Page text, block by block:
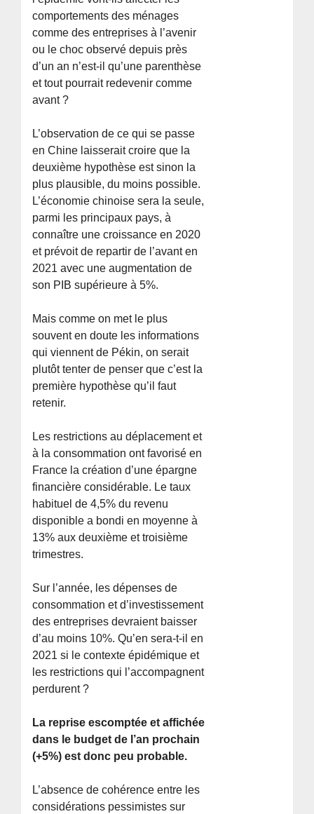
comportements des ménages
comme des entreprises à l’avenir
ou le choc observé depuis près
d’un an n’est-il qu’une parenthèse
et tout pourrait redevenir comme
avant ?
L’observation de ce qui se passe
en Chine laisserait croire que la
deuxième hypothèse est sinon la
plus plausible, du moins possible.
L’économie chinoise sera la seule,
parmi les principaux pays, à
connaître une croissance en 2020
et prévoit de repartir de l’avant en
2021 avec une augmentation de
son PIB supérieure à 5%.
Mais comme on met le plus
souvent en doute les informations
qui viennent de Pékin, on serait
plutôt tenter de penser que c’est la
première hypothèse qu’il faut
retenir.
Les restrictions au déplacement et
à la consommation ont favorisé en
France la création d’une épargne
financière considérable. Le taux
habituel de 4,5% du revenu
disponible a bondi en moyenne à
13% aux deuxième et troisième
trimestres.
Sur l’année, les dépenses de
consommation et d’investissement
des entreprises devraient baisser
d’au moins 10%. Qu’en sera-t-il en
2021 si le contexte épidémique et
les restrictions qui l’accompagnent
perdurent ?
La reprise escomptée et affichée
dans le budget de l’an prochain
(+5%) est donc peu probable.
L’absence de cohérence entre les
considérations pessimistes sur